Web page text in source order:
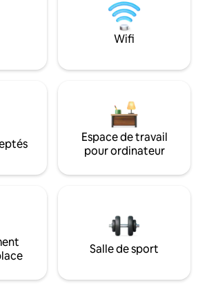
Wifi
Espace de travail
pour ordinateur
Salle de sport